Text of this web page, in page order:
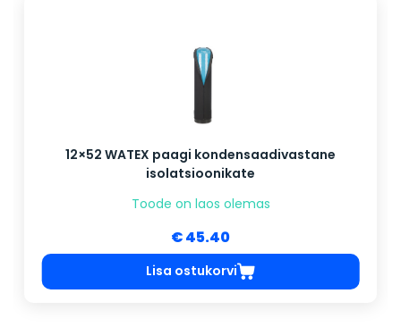
12×52 WATEX paagi kondensaadivastane
isolatsioonikate
Toode on laos olemas
€ 45.40
Lisa ostukorvi